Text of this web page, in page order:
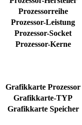
Prozessorreihe
Prozessor-Leistung
Prozessor-Socket
Prozessor-Kerne
Grafikkarte Prozessor
Grafikkarte-TYP
Grafikkarte Speicher